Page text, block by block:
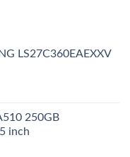
LS27C360EAEXXV
250GB
inch